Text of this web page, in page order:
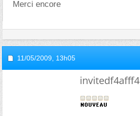
Merci encore
11/05/2009, 13h05
invitedf4afff4